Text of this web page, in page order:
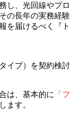
し、光回線やプロ
の長年の実務経験
を届けるべく『ト
イプ）を契約検討
は、基本的に
「フ
ます。